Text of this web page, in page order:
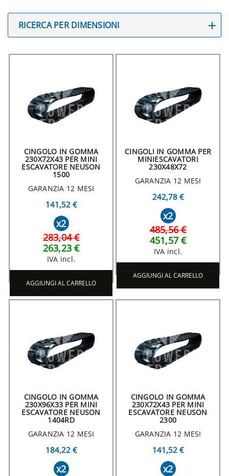
RICERCA PER DIMENSIONI
CINGOLO IN GOMMA
230X72X43 PER MINI
ESCAVATORE NEUSON
1500
GARANZIA 12 MESI
141,52 €
x2
283,04 €
263,23 €
IVA incl.
AGGIUNGI AL CARRELLO
CINGOLI IN GOMMA PER
MINIESCAVATORI
230X48X72
GARANZIA 12 MESI
242,78 €
x2
485,56 €
451,57 €
IVA incl.
AGGIUNGI AL CARRELLO
CINGOLO IN GOMMA
230X96X33 PER MINI
ESCAVATORE NEUSON
1404RD
GARANZIA 12 MESI
184,22 €
x2
CINGOLO IN GOMMA
230X72X43 PER MINI
ESCAVATORE NEUSON
2300
GARANZIA 12 MESI
141,52 €
x2